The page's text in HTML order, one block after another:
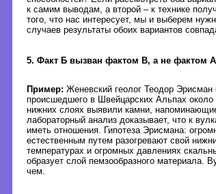
к самим выводам, а второй – к технике
того, что нас интересует, мы и выберем
случаев результаты обоих вариантов
5. Факт Б вызван фактом В, а не фактом
Пример: Женевский геолог Теодор
происшедшего в Швейцарских Альпах
нижних слоях выявили камни,
лабораторный анализ доказывает, что к
иметь отношения. Гипотеза Эрисмана:
естественным путем разогревают свой
температурах и огромных давлениях
образует слой пемзообразного материала.
чем.